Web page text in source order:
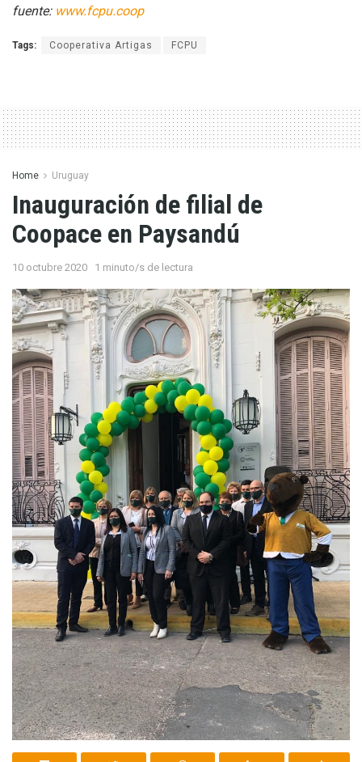
fuente: www.fcpu.coop
Tags: Cooperativa Artigas FCPU
Home Uruguay
Inauguración de filial de
Coopace en Paysandú
10 octubre 2020 1 minuto/s de lectura